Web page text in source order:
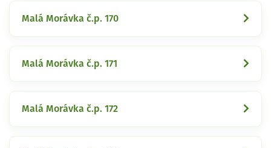
Malá Morávka č.p. 170
Malá Morávka č.p. 171
Malá Morávka č.p. 172